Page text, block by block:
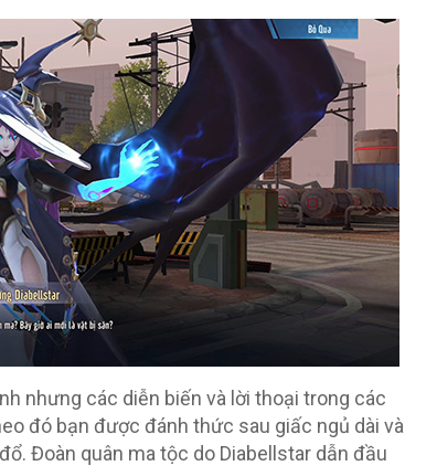
nhưng các diễn biến và lời thoại trong các
đó bạn được đánh thức sau giấc ngủ dài và
Đoàn quân ma tộc do Diabellstar dẫn đầu